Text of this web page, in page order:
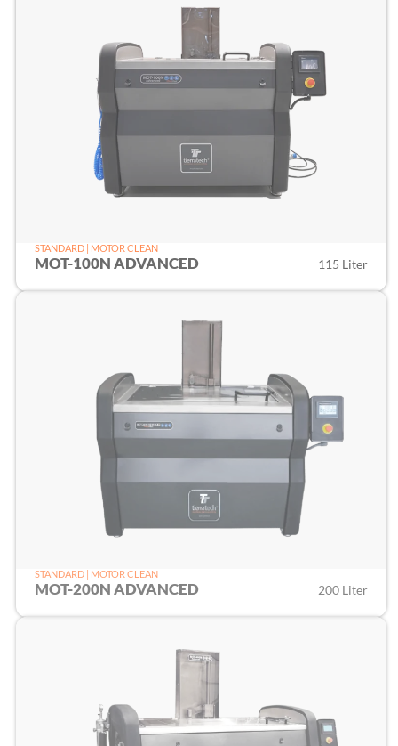
STANDARD | MOTOR CLEAN
MOT-100N ADVANCED 115 Liter
STANDARD | MOTOR CLEAN
MOT-200N ADVANCED 200 Liter